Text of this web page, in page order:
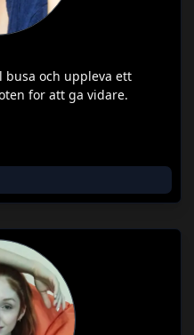
busa och uppleva ett
for att ga vidare.